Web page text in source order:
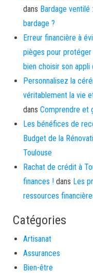
dans Bardage ventilé
bardage ?
Erreur financière à
pièges pour
bien choisir son
Personnalisez la
véritablement la vie
dans Comprendre et
Les bénéfices de
Budget de la
Toulouse
Rachat de crédit à
finances ! dans Les
ressources
Catégories
Artisanat
Assurances
Bien-être